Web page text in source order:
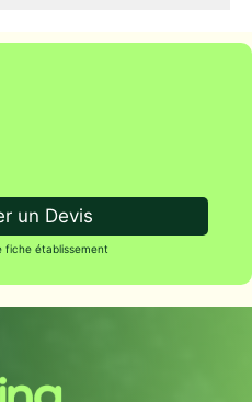
un Devis
fiche établissement